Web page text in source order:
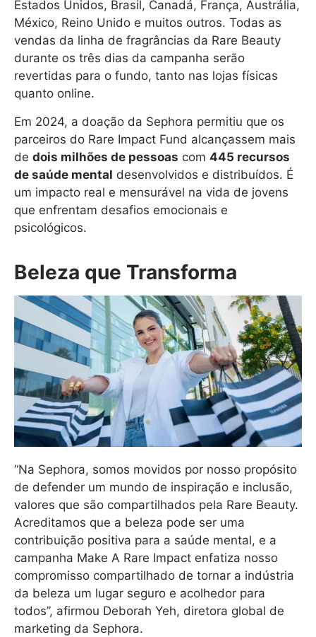
Estados Unidos, Brasil, Canadá, França, Austrália,
México, Reino Unido e muitos outros. Todas as
vendas da linha de fragrâncias da Rare Beauty
durante os três dias da campanha serão
revertidas para o fundo, tanto nas lojas físicas
quanto online.
Em 2024, a doação da Sephora permitiu que os
parceiros do Rare Impact Fund alcançassem mais
de dois milhões de pessoas com 445 recursos
de saúde mental desenvolvidos e distribuídos. É
um impacto real e mensurável na vida de jovens
que enfrentam desafios emocionais e
psicológicos.
Beleza que Transforma
“Na Sephora, somos movidos por nosso propósito
de defender um mundo de inspiração e inclusão,
valores que são compartilhados pela Rare Beauty.
Acreditamos que a beleza pode ser uma
contribuição positiva para a saúde mental, e a
campanha Make A Rare Impact enfatiza nosso
compromisso compartilhado de tornar a indústria
da beleza um lugar seguro e acolhedor para
todos”, afirmou Deborah Yeh, diretora global de
marketing da Sephora.